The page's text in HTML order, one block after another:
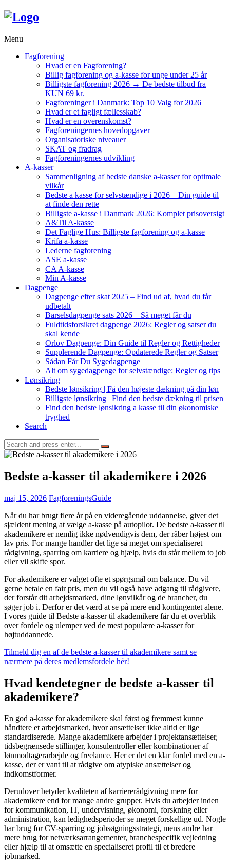
Menu
Fagforening
Hvad er en Fagforening?
Billig fagforening og a-kasse for unge under 25 år
Billigste fagforening 2026 → De bedste tilbud fra
KUN 69 kr.
Fagforeninger i Danmark: Top 10 Valg for 2026
Hvad er et fagligt fællesskab?
Hvad er en overenskomst?
Fagforeningernes hovedopgaver
Organisatoriske niveauer
SKAT og fradrag
Fagforeningernes udvikling
A-kasser
Sammenligning af bedste danske a-kasser for optimale
vilkår
Bedste a kasse for selvstændige i 2026 – Din guide til
at finde den rette
Billigste a-kasse i Danmark 2026: Komplet prisoversigt
A&Til A-kasse
Det Faglige Hus: Billigste fagforening og a-kasse
Krifa a-kasse
Lederne fagforening
ASE a-kasse
CA A-kasse
Min A-kasse
Dagpenge
Dagpenge efter skat 2025 – Find ud af, hvad du får
udbetalt
Barselsdagpenge sats 2026 – Så meget får du
Fuldtidsforsikret dagpenge 2026: Regler og satser du
skal kende
Orlov Dagpenge: Din Guide til Regler og Rettigheder
Supplerende Dagpenge: Opdaterede Regler og Satser
Sådan Får Du Sygedagpenge
Alt om sygedagpenge for selvstændige: Regler og tips
Lønsikring
Bedste lønsikring | Få den højeste dækning på din løn
Billigste lønsikring | Find den bedste dækning til prisen
Find den bedste lønsikring a kasse til din økonomiske
tryghed
Search
Search
for:
Bedste a-kasser til akademikere i 2026
maj 15, 2026 FagforeningsGuide
Når du har brugt flere år på en videregående uddannelse, giver det
sjældent mening at vælge a-kasse på autopilot. De bedste a-kasser til
akademikere er nemlig ikke nødvendigvis dem, der råber højest om
lav pris. For mange handler det lige så meget om specialiseret
rådgivning, sparring om karriere og hjælp, hvis du står mellem to job
eller vil skifte spor.
For akademikere er valget ofte et spørgsmål om balance. Du vil
gerne betale en fair pris, men du vil også have adgang til rådgivere,
der forstår dit arbejdsmarked, dine lønvilkår og de brancher, du
søger job i. Derfor er det værd at se på mere end kontingentet alene.
I vores guide til Bedste a-kasser til akademikere får du et overblik
over fordele og ulemper ved de mest populære a-kasser for
højtuddannede.
Tilmeld dig en af de bedste a-kasser til akademikere samt se
nærmere på deres medlemsfordele hér!
Hvad kendetegner de bedste a-kasser til
akademikere?
En god a-kasse for akademikere skal først og fremmest kunne
håndtere et arbejdsmarked, hvor ansættelser ikke altid er lige
standardiserede. Mange akademikere arbejder i projektansættelser,
tidsbegrænsede stillinger, konsulentroller eller kombinationer af
lønmodtagerarbejde og freelance. Her er det en klar fordel med en a-
kasse, der er vant til at rådgive om atypiske ansættelser og
indkomstformer.
Derudover betyder kvaliteten af karriererådgivning mere for
akademikere end for mange andre grupper. Hvis du arbejder inden
for kommunikation, IT, undervisning, økonomi, forskning eller
administration, kan ledighedsperioder se meget forskellige ud. Nogle
har brug for CV-sparring og jobsøgningsstrategi, mens andre har
mere brug for netværksarrangementer, branchespecifik vejledning
eller hjælp til at omsætte en specialiseret profil til et bredere
jobmarked.